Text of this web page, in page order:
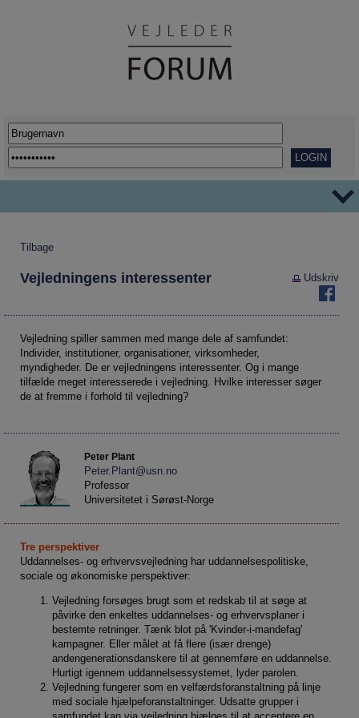
Overgange
Udflytning af uddannelser
Social retfærdighed
Netværk
Vejledningsindsatsen under corona
Professioner under pres
Veje til virkeligheden
Den kommunale ungeindsats
Praksischok
Data og dialog
Borgeren i centrum
REPORTAGER
KORT OG GODT
OM VEJLEDERFORUM
Abonnement
Tilbage
Vejledningens interessenter Udskriv
Vejledning spiller sammen med mange dele af samfundet:
Individer, institutioner, organisationer, virksomheder,
myndigheder. De er vejledningens interessenter. Og i mange
tilfælde meget interesserede i vejledning. Hvilke interesser søger
de at fremme i forhold til vejledning?
Peter Plant
Peter.Plant@usn.no
Professor
Universitetet i Sørøst-Norge
Tre perspektiver
Uddannelses- og erhvervsvejledning har uddannelsespolitiske,
sociale og økonomiske perspektiver:
Vejledning forsøges brugt som et redskab til at søge at
påvirke den enkeltes uddannelses- og erhvervsplaner i
bestemte retninger. Tænk blot på 'Kvinder-i-mandefag'
kampagner. Eller målet at få flere (især drenge)
andengenerationsdanskere til at gennemføre en uddannelse.
Hurtigt igennem uddannelsessystemet, lyder parolen.
Vejledning fungerer som en velfærdsforanstaltning på linje
med sociale hjælpeforanstaltninger. Udsatte grupper i